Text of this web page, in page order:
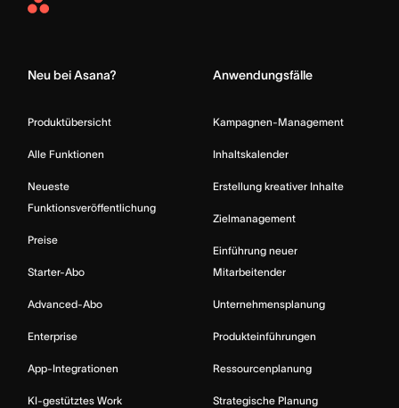
Asana
Neu bei Asana?
Produktübersicht
Alle Funktionen
Neueste
Funktionsveröffentlichung
Preise
Starter-Abo
Advanced-Abo
Enterprise
App-Integrationen
KI-gestütztes Work
Anwendungsfälle
Kampagnen-Management
Inhaltskalender
Erstellung kreativer Inhalte
Zielmanagement
Einführung neuer
Mitarbeitender
Unternehmensplanung
Produkteinführungen
Ressourcenplanung
Strategische Planung